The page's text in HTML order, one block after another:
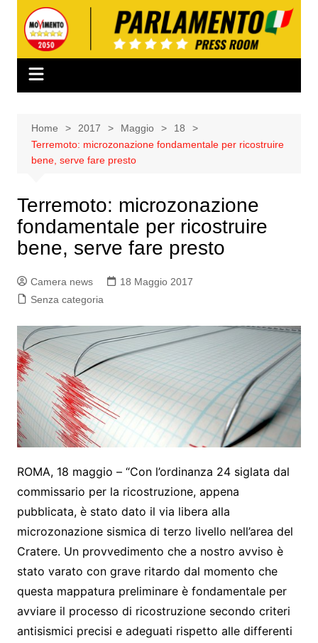
contenuto
Home 2017 Maggio
18
Terremoto: microzonazione fondamentale per ricostruire
bene, serve fare presto
Terremoto: microzonazione
fondamentale per ricostruire
bene, serve fare presto
Camera news
18 Maggio 2017
Senza categoria
ROMA, 18 maggio – “Con l’ordinanza 24 siglata dal
commissario per la ricostruzione, appena
pubblicata, è stato dato il via libera alla
microzonazione sismica di terzo livello nell’area del
Cratere. Un provvedimento che a nostro avviso è
stato varato con grave ritardo dal momento che
questa mappatura preliminare è fondamentale per
avviare il processo di ricostruzione secondo criteri
antisismici precisi e adeguati rispetto alle differenti